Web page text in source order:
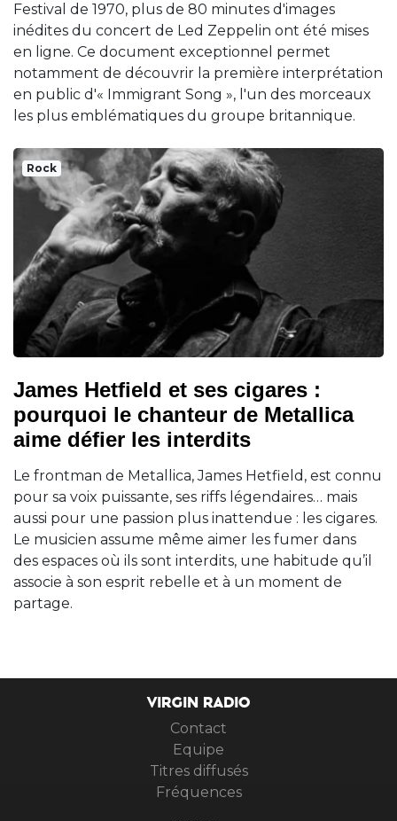
Festival de 1970, plus de 80 minutes d'images
inédites du concert de Led Zeppelin ont été mises
en ligne. Ce document exceptionnel permet
notamment de découvrir la première interprétation
en public d'« Immigrant Song », l'un des morceaux
les plus emblématiques du groupe britannique.
Rock
James Hetfield et ses cigares :
pourquoi le chanteur de Metallica
aime défier les interdits
Le frontman de Metallica, James Hetfield, est connu
pour sa voix puissante, ses riffs légendaires… mais
aussi pour une passion plus inattendue : les cigares.
Le musicien assume même aimer les fumer dans
des espaces où ils sont interdits, une habitude qu’il
associe à son esprit rebelle et à un moment de
partage.
VIRGIN RADIO
Contact
Equipe
Titres diffusés
Fréquences